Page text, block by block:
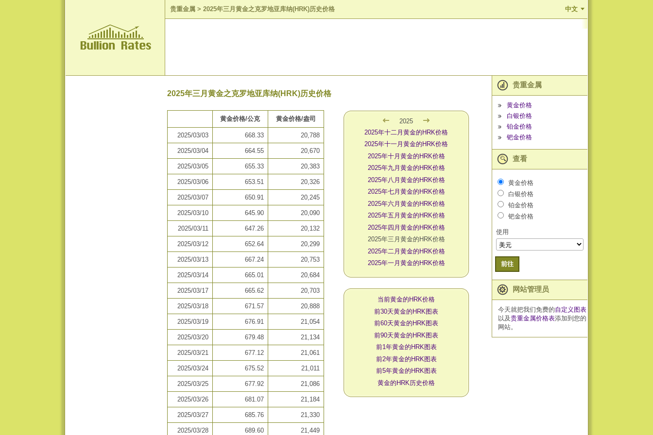
贵重金属 > 2025年三月黄金之克罗地亚库纳(HRK)历史价格 中文
2025年三月黄金之克罗地亚库纳(HRK)历史价格
黄金价格/公克 黄金价格/盎司
2025/03/03 668.33 20,788
2025/03/04 664.55 20,670
2025/03/05 655.33 20,383
2025/03/06 653.51 20,326
2025/03/07 650.91 20,245
2025/03/10 645.90 20,090
2025/03/11 647.26 20,132
2025/03/12 652.64 20,299
2025/03/13 667.24 20,753
2025/03/14 665.01 20,684
2025/03/17 665.62 20,703
2025/03/18 671.57 20,888
2025/03/19 676.91 21,054
2025/03/20 679.48 21,134
2025/03/21 677.12 21,061
2025/03/24 675.52 21,011
2025/03/25 677.92 21,086
2025/03/26 681.07 21,184
2025/03/27 685.76 21,330
2025/03/28 689.60 21,449
2025
2025年十二月黄金的HRK价格
2025年十一月黄金的HRK价格
2025年十月黄金的HRK价格
2025年九月黄金的HRK价格
2025年八月黄金的HRK价格
2025年七月黄金的HRK价格
2025年六月黄金的HRK价格
2025年五月黄金的HRK价格
2025年四月黄金的HRK价格
2025年三月黄金的HRK价格
2025年二月黄金的HRK价格
2025年一月黄金的HRK价格
当前黄金的HRK价格
前30天黄金的HRK图表
前60天黄金的HRK图表
前90天黄金的HRK图表
前1年黄金的HRK图表
前2年黄金的HRK图表
前5年黄金的HRK图表
黄金的HRK历史价格
贵重金属
黄金价格
白银价格
铂金价格
钯金价格
查看
黄金价格
白银价格
铂金价格
钯金价格
使用
前往
网站管理员
今天就把我们免费的自定义图表
以及贵重金属价格表添加到您的
网站。